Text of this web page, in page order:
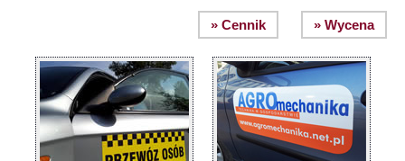
» Wycena
» Cennik